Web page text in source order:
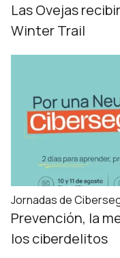
Las Ovejas
Winter Trail
Jornadas de
Prevención, la
los ciberdelitos